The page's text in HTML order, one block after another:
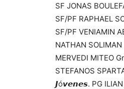
SF JONAS
SF/PF RAPHAEL
SF/PF VENIAMIN
NATHAN
MERVEDI MITEO
STEFANOS
𝙅ó𝙫𝙚𝙣𝙚𝙨. PG